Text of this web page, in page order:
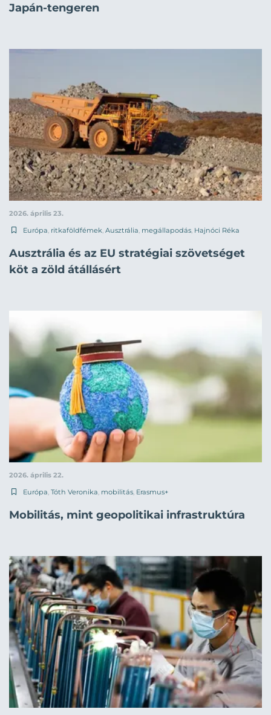
Japán-tengeren
2026. április 23.
Európa, ritkaföldfémek, Ausztrália, megállapodás, Hajnóci Réka
Ausztrália és az EU stratégiai szövetséget
köt a zöld átállásért
2026. április 22.
Európa, Tóth Veronika, mobilitás, Erasmus+
Mobilitás, mint geopolitikai infrastruktúra